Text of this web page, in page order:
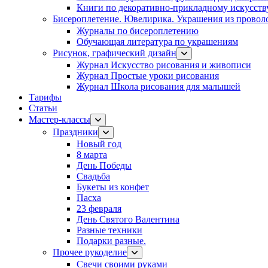
Книги по декоративно-прикладному
Бисероплетение. Ювелирика. Украшения из
Журналы по бисероплетению
Обучающая литература по украшениям
Рисунок, графический дизайн
Журнал Искусство рисования и живописи
Журнал Простые уроки рисования
Журнал Школа рисования для малышей
Тарифы
Статьи
Мастер-классы
Праздники
Новый год
8 марта
День Победы
Свадьба
Букеты из конфет
Пасха
23 февраля
День Святого Валентина
Разные техники
Подарки разные.
Прочее рукоделие
Свечи своими руками